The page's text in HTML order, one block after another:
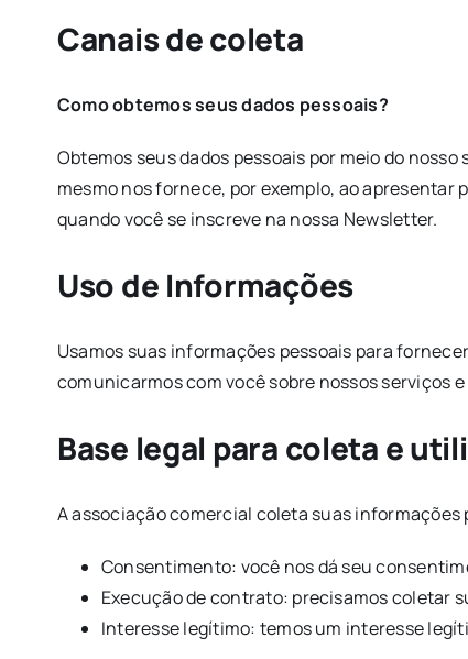
Canais de coleta
Como obtemos seus dados pessoais?
Obtemos seus dados pessoais por meio do
mesmo nos fornece, por exemplo, ao apresentar
quando você se inscreve na nossa Newsletter.
Uso de Informações
Usamos suas informações pessoais para
comunicarmos com você sobre nossos serviços
Base legal para coleta e
A associação comercial coleta suas
Consentimento: você nos dá seu
Execução de contrato: precisamos coletar
Interesse legítimo: temos um interesse